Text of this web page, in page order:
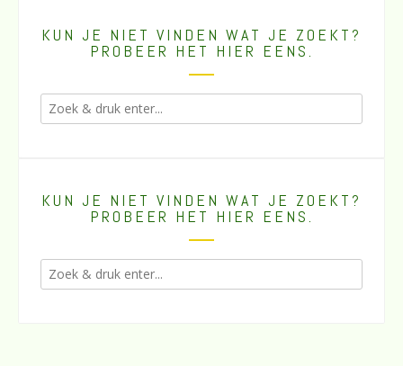
KUN JE NIET VINDEN WAT JE ZOEKT?
PROBEER HET HIER EENS.
KUN JE NIET VINDEN WAT JE ZOEKT?
PROBEER HET HIER EENS.